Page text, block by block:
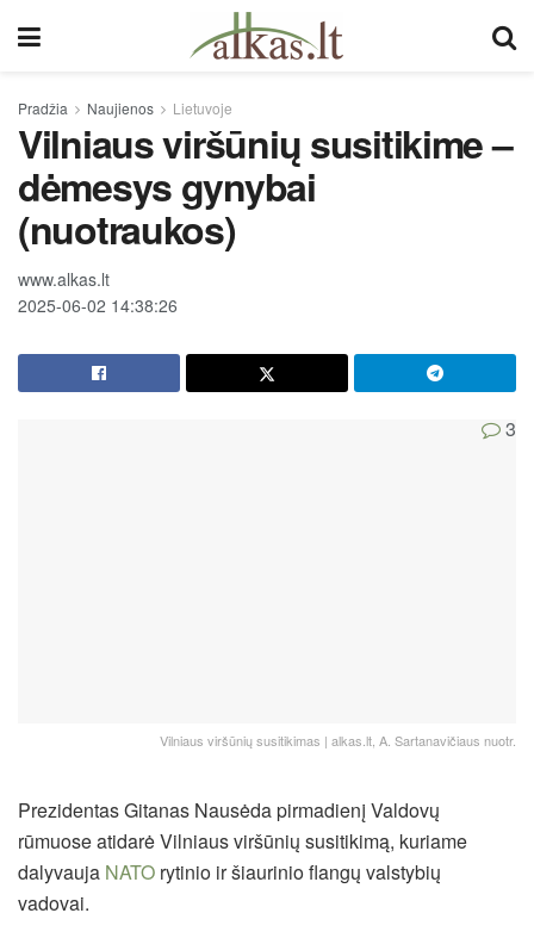
Pradžia Naujienos Lietuvoje
Vilniaus viršūnių susitikime –
dėmesys gynybai
(nuotraukos)
www.alkas.lt
2025-06-02 14:38:26
3
Vilniaus viršūnių susitikimas | alkas.lt, A. Sartanavičiaus nuotr.
Prezidentas Gitanas Nausėda pirmadienį Valdovų
rūmuose atidarė Vilniaus viršūnių susitikimą, kuriame
dalyvauja NATO rytinio ir šiaurinio flangų valstybių
vadovai.